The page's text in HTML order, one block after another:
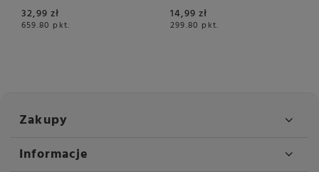
Breakfast 15x2,2g
32,99 zł
659.80 pkt. 30x1,5g
14,99 zł
299.80 pkt.
Zakupy
Informacje